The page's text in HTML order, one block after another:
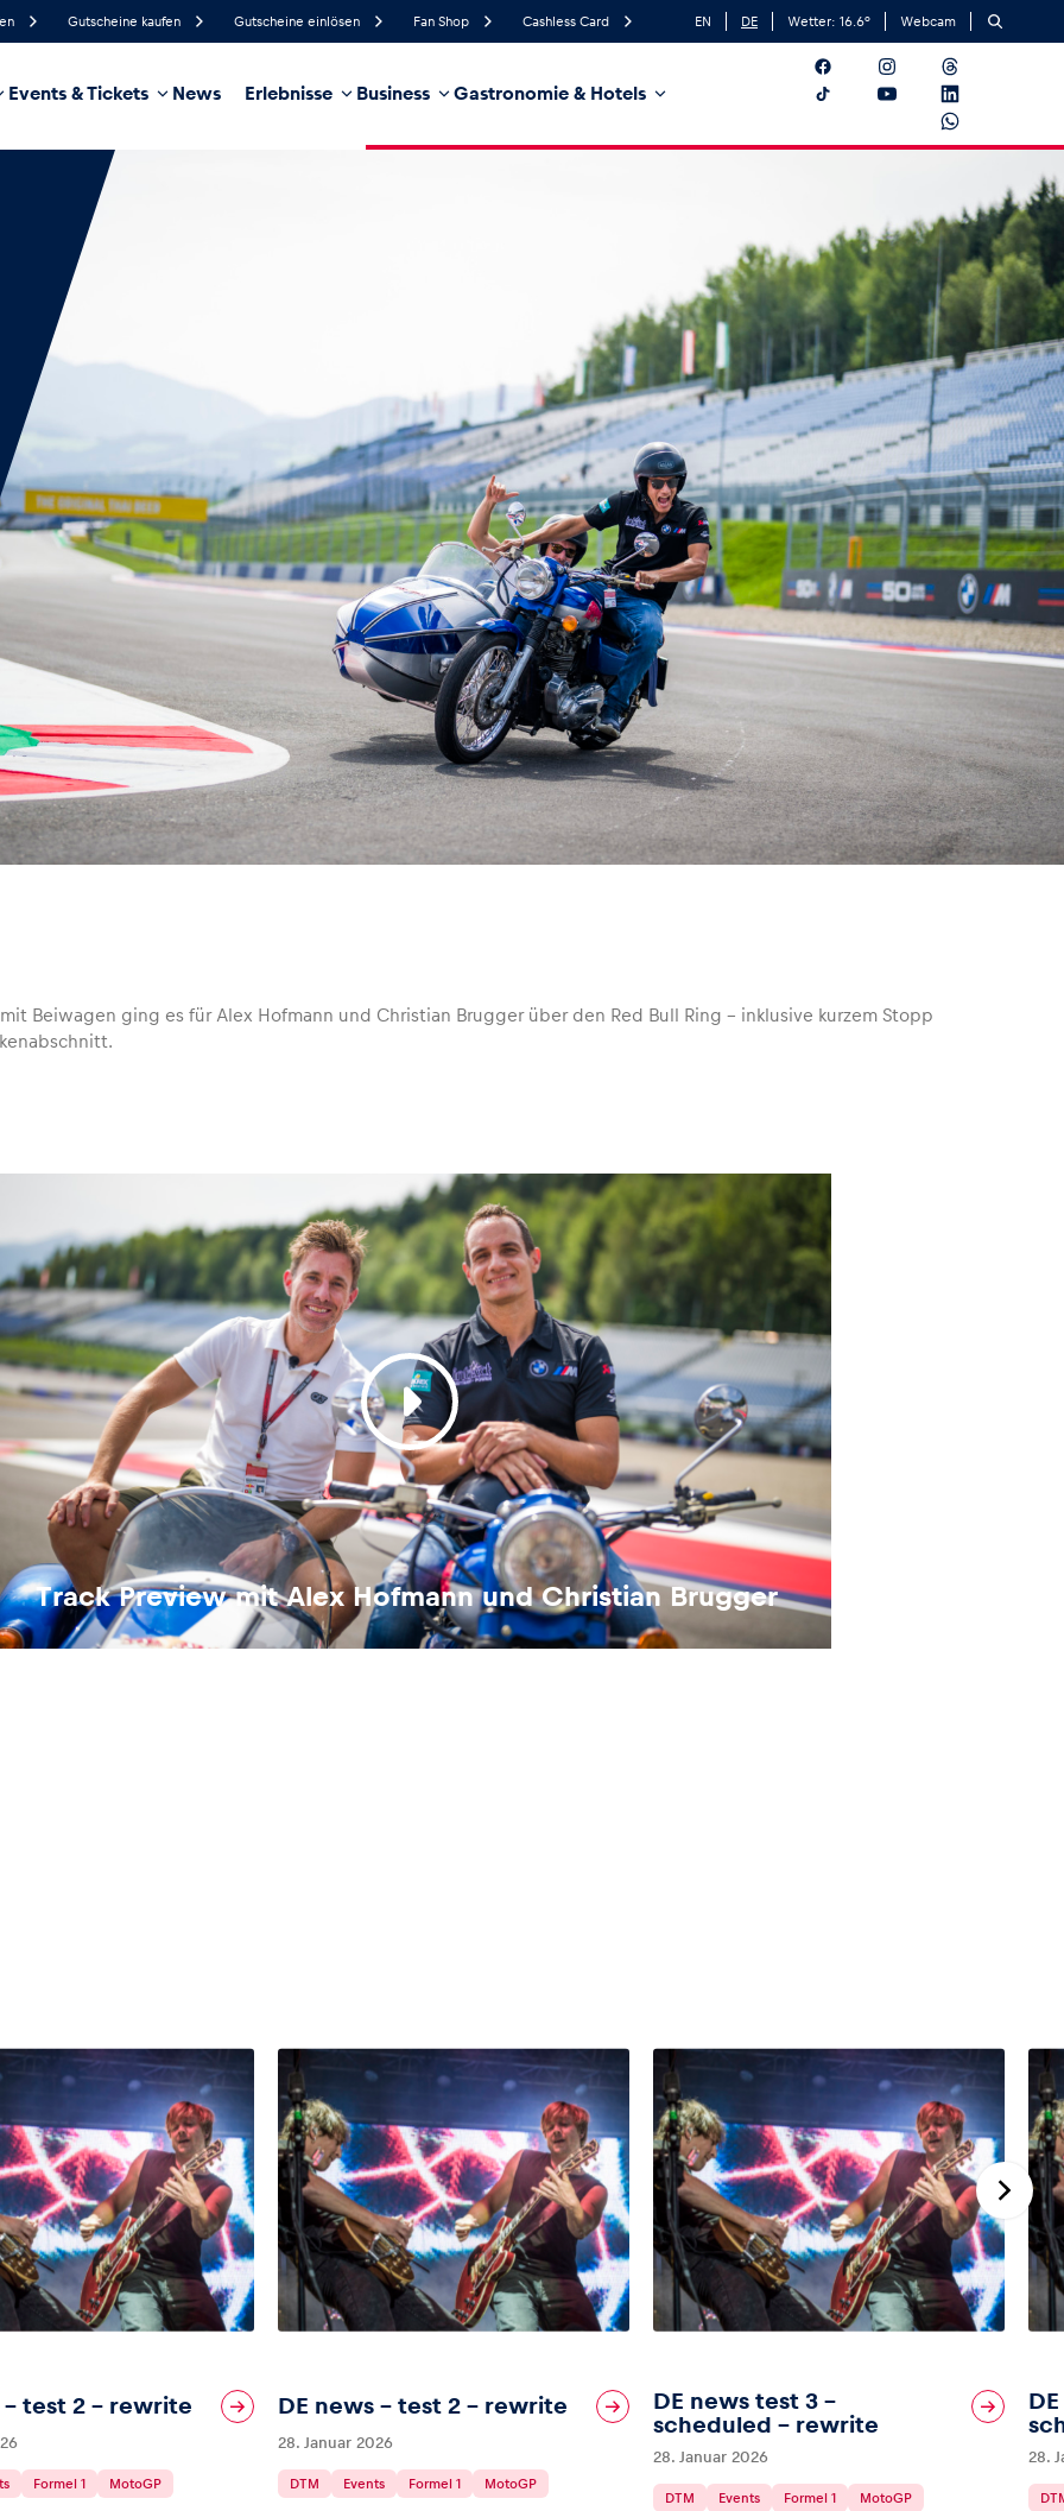
Gutscheine kaufen Gutscheine einlösen Fan Shop Cashless Card EN DE Wetter: 16.6° Webcam
Events & Tickets News Erlebnisse Business Gastronomie & Hotels
Regenwahrscheinlichkeit
Business
Beiwagen ging es für Alex Hofmann und Christian Brugger über den Red Bull Ring – inklusive kurzem Stopp
Track Preview mit Alex Hofmann und Christian Brugger
– test 2 – rewrite
Formel 1 MotoGP
DE news – test 2 – rewrite
28. Januar 2026
DTM Events Formel 1 MotoGP
DE news test 3 –
scheduled – rewrite
28. Januar 2026
DTM Events Formel 1 MotoGP
28.